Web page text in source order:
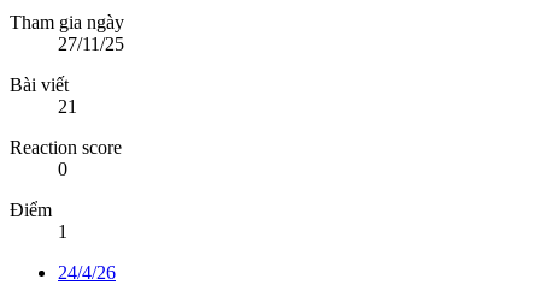
Tham gia ngày
27/11/25
Bài viết
21
Reaction score
0
Điểm
1
24/4/26